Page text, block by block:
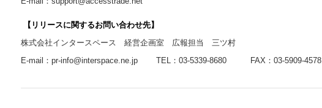
【リリースに関するお問い合わせ先】
株式会社インタースペース 経営企画室 広報担当 三ツ村
E-mail： pr-info@interspace.ne.jp TEL：03-5339-8680 FAX：03-5909-4578